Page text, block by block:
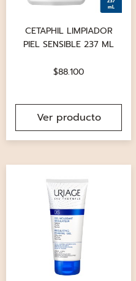
CETAPHIL LIMPIADOR
PIEL SENSIBLE 237 ML
$88.100
Ver producto